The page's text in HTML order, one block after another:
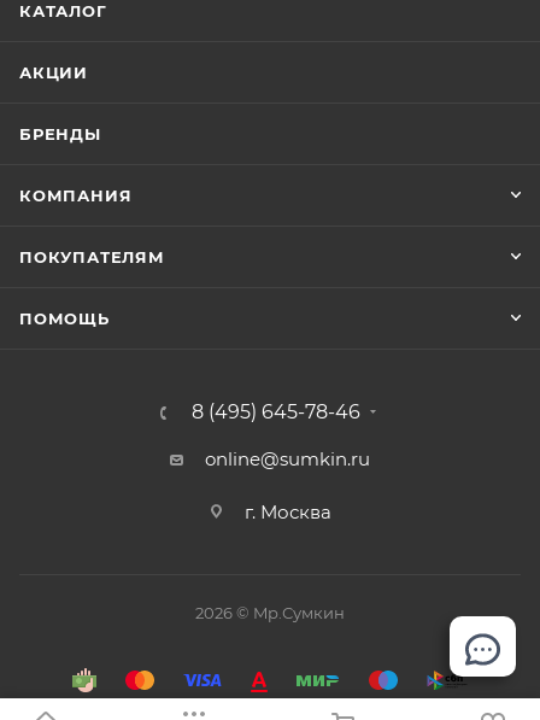
КАТАЛОГ
АКЦИИ
БРЕНДЫ
КОМПАНИЯ
ПОКУПАТЕЛЯМ
ПОМОЩЬ
8 (495) 645-78-46
online@sumkin.ru
г. Москва
2026 © Mр.Сумкин